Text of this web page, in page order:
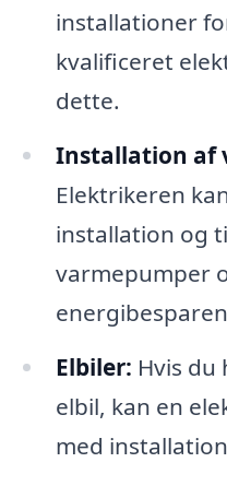
installationer
kvalificeret
dette.
Installation af
Elektrikeren
installation og
varmepumper
Elbiler: Hvis du
elbil, kan en
med